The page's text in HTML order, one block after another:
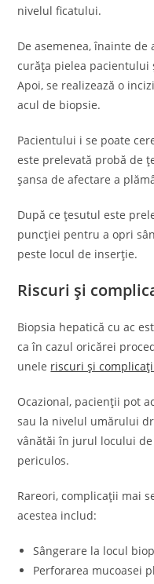
nivelul ficatului.
De asemenea, înainte
curăța pielea pacientului
Apoi, se realizează o
acul de biopsie.
Pacientului i se poate
este prelevată probă de
șansa de afectare a
După ce țesutul este
puncției pentru a opri
peste locul de inserție.
Riscuri și
Biopsia hepatică cu ac
ca în cazul oricărei
unele riscuri și
Ocazional, pacienții pot
sau la nivelul umărului
vânătăi în jurul locului
periculos.
Rareori, complicații mai
acestea includ:
Sângerare la locul
Perforarea mucoasei